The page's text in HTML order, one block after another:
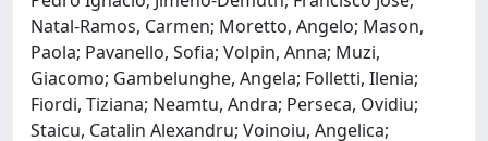
Natal-Ramos, Carmen; Moretto, Angelo; Mason,
Paola; Pavanello, Sofia; Volpin, Anna; Muzi,
Giacomo; Gambelunghe, Angela; Folletti, Ilenia;
Fiordi, Tiziana; Neamtu, Andra; Perseca, Ovidiu;
Staicu, Catalin Alexandru; Voinoiu, Angelica;